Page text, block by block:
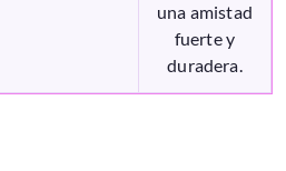
una amistad
fuerte y
duradera.